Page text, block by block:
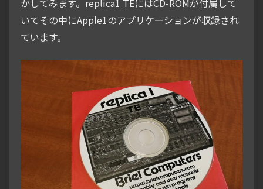
いてその中にApple1のアプリケーションが収録され
ています。